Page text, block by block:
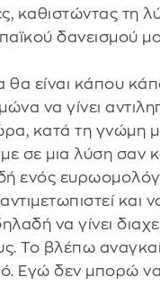
καθιστώντας τη
δανεισμού
είναι κάπου
να γίνει
κατά τη γνώμη
σε μια λύση σαν
ενός
και
να γίνει
Το βλέπω
Εγώ δεν μπορώ